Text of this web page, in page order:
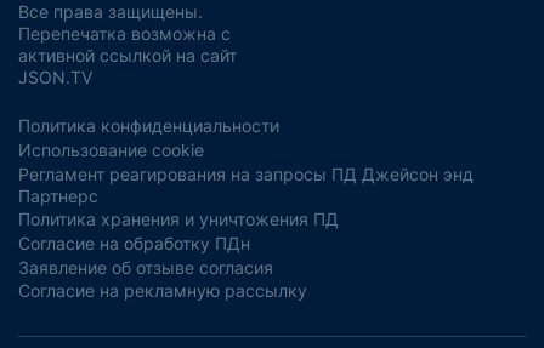
Все права защищены.
Перепечатка возможна с
активной ссылкой на сайт
JSON.TV
Политика конфиденциальности
Использование cookie
Регламент реагирования на запросы ПД Джейсон энд
Партнерс
Политика хранения и уничтожения ПД
Согласие на обработку ПДн
Заявление об отзыве согласия
Согласие на рекламную рассылку